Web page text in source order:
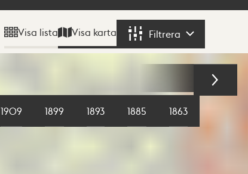
Visa lista Visa karta Filtrera
1909 1899 1893 1885 1863